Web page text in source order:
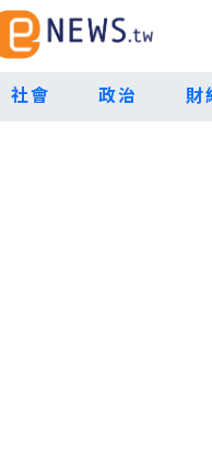
社會 政治 財